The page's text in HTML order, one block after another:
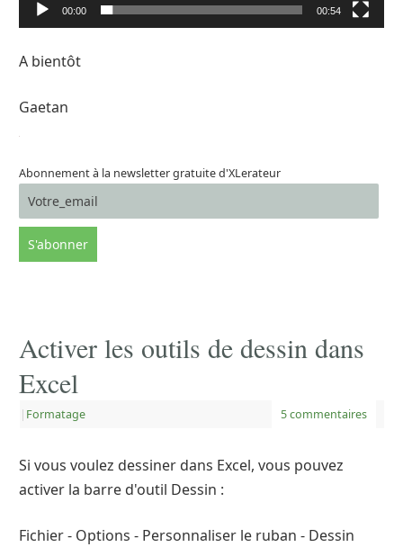
00:00 00:54
A bientôt
Gaetan
Abonnement à la newsletter gratuite d'XLerateur
Activer les outils de dessin dans
Excel
| Formatage 5 commentaires
Si vous voulez dessiner dans Excel, vous pouvez
activer la barre d'outil Dessin :
Fichier - Options - Personnaliser le ruban - Dessin